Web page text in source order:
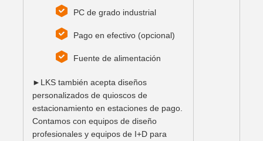
PC de grado industrial
Pago en efectivo (opcional)
Fuente de alimentación
►LKS también acepta diseños
personalizados de quioscos de
estacionamiento en estaciones de pago.
Contamos con equipos de diseño
profesionales y equipos de I+D para